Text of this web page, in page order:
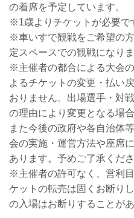
の着席を予定しています。
※1歳よりチケットが必要で
※車いすで観戦をご希望の
定スペースでの観戦になりま
※主催者の都合による大会
よるチケットの変更・払い
おりません。出場選手・対
の理由により変更となる場
また今後の政府や各自治体
会の実施・運営方法や座席
あります。予めご了承くださ
※主催者の許可なく、営利
ケットの転売は固くお断り
の入場はお断りすることがあ